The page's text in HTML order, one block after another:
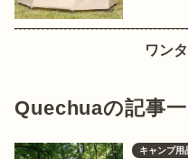
ワン
Quechuaの記事
キャンプ用